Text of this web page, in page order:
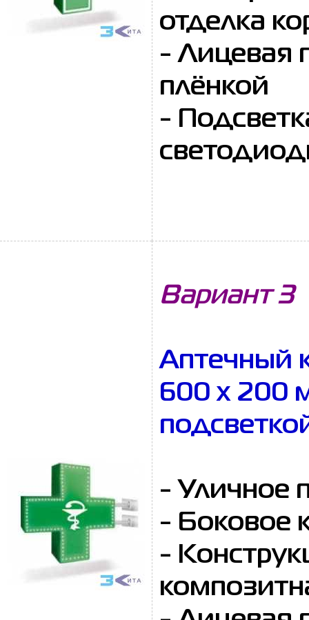
отделка
- Лицевая
плёнкой
-
Вариант 3
Аптечный
600 х 200
- Уличное
- Боковое
-